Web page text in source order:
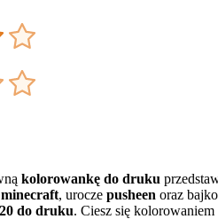
kolorowankę do druku
minecraft, urocze pusheen oraz
do druku. Ciesz się